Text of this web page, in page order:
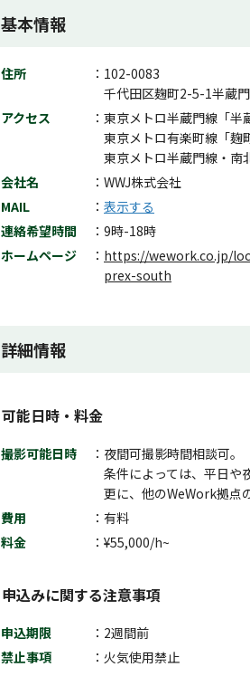
基本情報
住所
102-0083
千代田区麹町2-5-1半蔵
アクセス
東京メトロ半蔵門線「半
東京メトロ有楽町線「麹
東京メトロ半蔵門線・南
会社名
WWJ株式会社
MAIL
表示する
連絡希望時間
9時-18時
ホームページ
https://wework.co.jp/
prex-south
詳細情報
可能日時・料金
撮影可能日時
夜間可撮影時間相談可。
条件によっては、平日や
更に、他のWeWork拠点
費用
有料
料金
¥55,000/h~
申込みに関する注意事項
申込期限
2週間前
禁止事項
火気使用禁止